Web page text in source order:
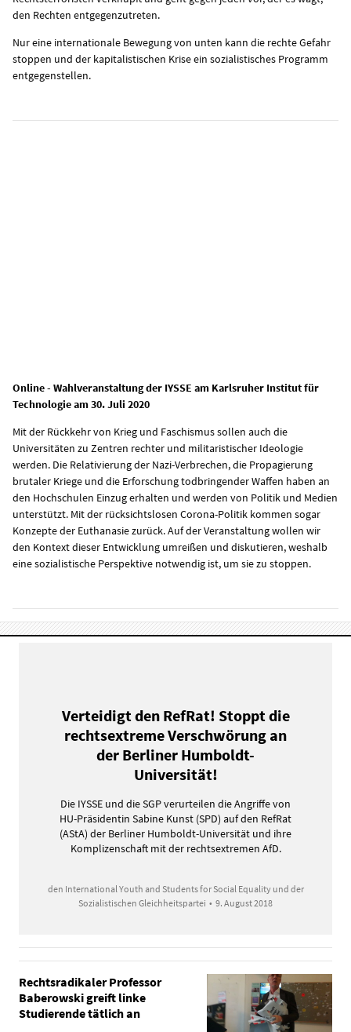
den Rechten entgegenzutreten.
Nur eine internationale Bewegung von unten kann die rechte Gefahr
stoppen und der kapitalistischen Krise ein sozialistisches Programm
entgegenstellen.
Online - Wahlveranstaltung der IYSSE am Karlsruher Institut für
Technologie am 30. Juli 2020
Mit der Rückkehr von Krieg und Faschismus sollen auch die
Universitäten zu Zentren rechter und militaristischer Ideologie
werden. Die Relativierung der Nazi-Verbrechen, die Propagierung
brutaler Kriege und die Erforschung todbringender Waffen haben an
den Hochschulen Einzug erhalten und werden von Politik und Medien
unterstützt. Mit der rücksichtslosen Corona-Politik kommen sogar
Konzepte der Euthanasie zurück. Auf der Veranstaltung wollen wir
den Kontext dieser Entwicklung umreißen und diskutieren, weshalb
eine sozialistische Perspektive notwendig ist, um sie zu stoppen.
Verteidigt den RefRat! Stoppt die
rechtsextreme Verschwörung an
der Berliner Humboldt-
Universität!
Die IYSSE und die SGP verurteilen die Angriffe von
HU-Präsidentin Sabine Kunst (SPD) auf den RefRat
(AStA) der Berliner Humboldt-Universität und ihre
Komplizenschaft mit der rechtsextremen AfD.
den International Youth and Students for Social Equality und der
Sozialistischen Gleichheitspartei • 9. August 2018
Rechtsradikaler Professor
Baberowski greift linke
Studierende tätlich an